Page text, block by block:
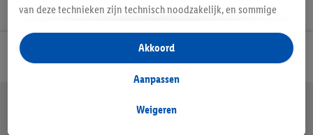
Veilig winkelen
van deze technieken zijn technisch noodzakelijk, en sommige
opslaan van voorkeursinstellingen, het verzamelen en
analyseren van statistieken of voor het tonen van
gepersonaliseerde reclame binnen en buiten de Lidl-diensten.
gegevens over jouw aankoopgedrag in de winkel ook voor de
Weigeren
Aanpassen
Akkoord